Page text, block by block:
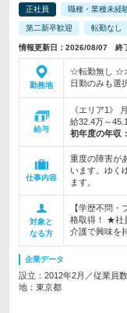
正社員 職種・業種未経
第二新卒歓迎 転勤なし
情報更新日：2026/08/07 終
勤務地
☆転勤無し ☆
日勤のみも選
給与
《エリア1》
給32.4万～
初年度の年収：
仕事内容
重度の障害が
います。ゆく
ます。
対象と
なる方
【学歴不問
格取得！ ★社
介護で興味を
企業データ
設立：2012年2月／従業員
地：東京都